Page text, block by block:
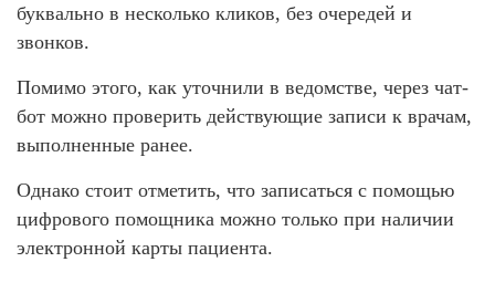
буквально в несколько кликов, без очередей и
звонков.
Помимо этого, как уточнили в ведомстве, через чат-
бот можно проверить действующие записи к врачам,
выполненные ранее.
Однако стоит отметить, что записаться с помощью
цифрового помощника можно только при наличии
электронной карты пациента.